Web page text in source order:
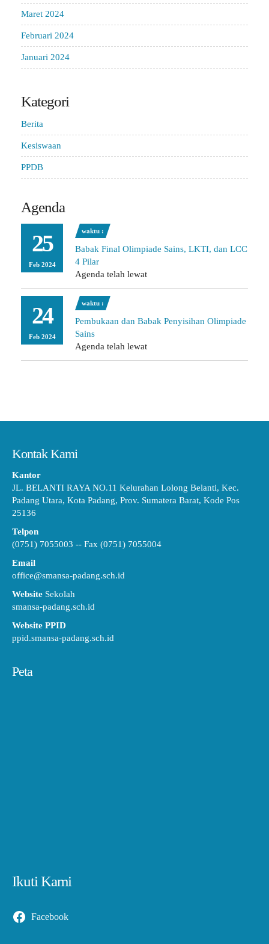
Maret 2024
Februari 2024
Januari 2024
Kategori
Berita
Kesiswaan
PPDB
Agenda
25
Feb 2024
waktu :
Babak Final Olimpiade Sains, LKTI, dan LCC
4 Pilar
Agenda telah lewat
24
Feb 2024
waktu :
Pembukaan dan Babak Penyisihan Olimpiade
Sains
Agenda telah lewat
Kontak Kami
Kantor
JL. BELANTI RAYA NO.11 Kelurahan Lolong Belanti, Kec.
Padang Utara, Kota Padang, Prov. Sumatera Barat, Kode Pos
25136
Telpon
(0751) 7055003 -- Fax (0751) 7055004
Email
office@smansa-padang.sch.id
Website Sekolah
smansa-padang.sch.id
Website PPID
ppid.smansa-padang.sch.id
Peta
Ikuti Kami
Facebook